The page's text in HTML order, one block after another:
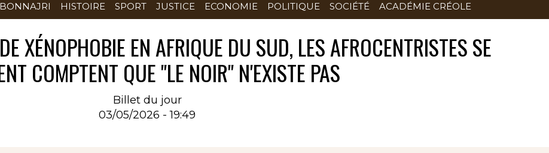
HISTOIRE SPORT JUSTICE ECONOMIE POLITIQUE SOCIÉTÉ ACADÉMIE CRÉOLE
XÉNOPHOBIE EN AFRIQUE DU SUD, LES AFROCENTRISTES SE
COMPTENT QUE "LE NOIR" N'EXISTE PAS
Billet du jour
03/05/2026 - 19:49